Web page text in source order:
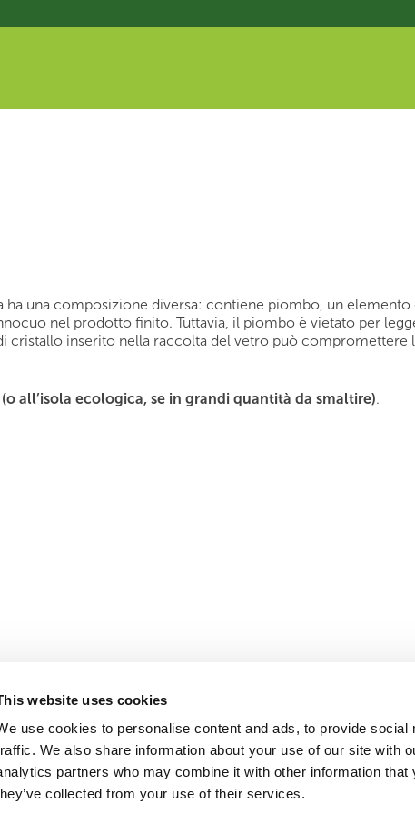
website uses cookies
use cookies to personalise content and ads, to provide social
We also share information about your use of our site with
partners who may combine it with other information that
collected from your use of their services.
ha una composizione diversa: contiene piombo, un
nel prodotto finito. Tuttavia, il piombo è vietato per
cristallo inserito nella raccolta del vetro può compromettere
all’isola ecologica, se in grandi quantità da smaltire).
Seguici su:
Consorzio Recupero Vetro